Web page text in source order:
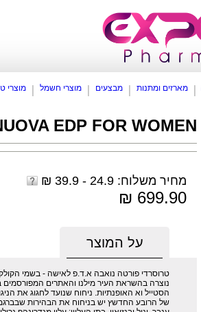
מארזים ומתנות מבצעים מוצרי חשמל מוצרי
EDP FOR WOMEN
מחיר משלוח: 24.9 - 39.9 ₪
699.90 ₪
על המוצר
נוצרה בהשראת העיר מילנו והאתרים המפורסמים
הסטייל וא האופנתיות. ניחוח שנועד לחגוג את
של הרובע החדשץ יש בניחוח את הבהירות